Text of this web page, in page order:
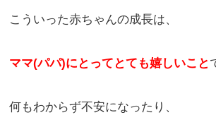
こういった赤ちゃんの成長は、
ママ(パパ)にとってとても嬉しいこと
何もわからず不安になったり、